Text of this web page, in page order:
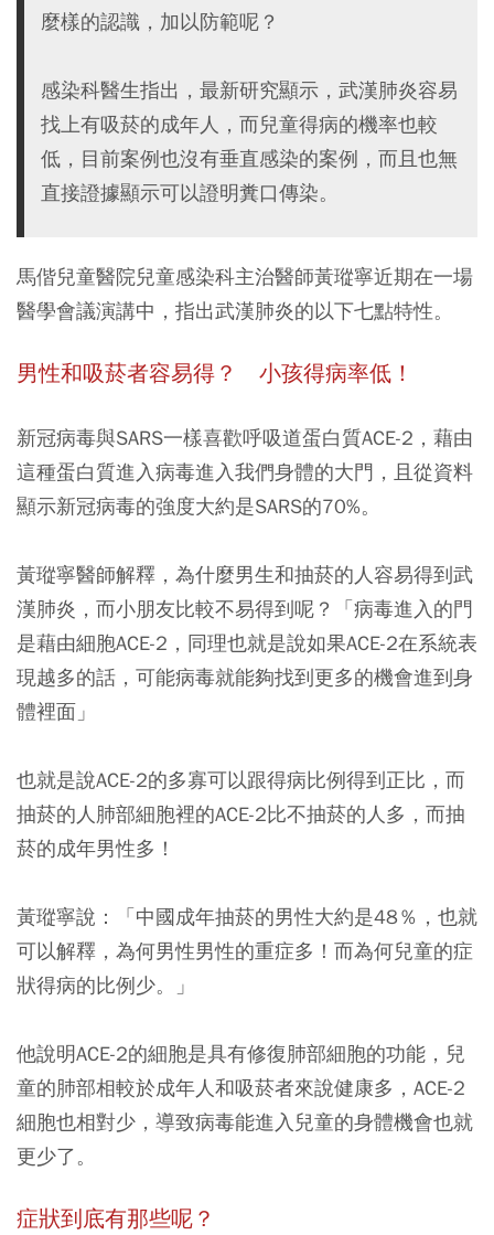
麼樣的認識，加以防範呢？
感染科醫生指出，最新研究顯示，武漢肺炎容易
找上有吸菸的成年人，而兒童得病的機率也較
低，目前案例也沒有垂直感染的案例，而且也無
直接證據顯示可以證明糞口傳染。
馬偕兒童醫院兒童感染科主治醫師黃瑽寧近期在一場
醫學會議演講中，指出武漢肺炎的以下七點特性。
男性和吸菸者容易得？ 小孩得病率低！
新冠病毒與SARS一樣喜歡呼吸道蛋白質ACE-2，藉由
這種蛋白質進入病毒進入我們身體的大門，且從資料
顯示新冠病毒的強度大約是SARS的70%。
黃瑽寧醫師解釋，為什麼男生和抽菸的人容易得到武
漢肺炎，而小朋友比較不易得到呢？「病毒進入的門
是藉由細胞ACE-2，同理也就是說如果ACE-2在系統表
現越多的話，可能病毒就能夠找到更多的機會進到身
體裡面」
也就是說ACE-2的多寡可以跟得病比例得到正比，而
抽菸的人肺部細胞裡的ACE-2比不抽菸的人多，而抽
菸的成年男性多！
黃瑽寧說：「中國成年抽菸的男性大約是48％，也就
可以解釋，為何男性男性的重症多！而為何兒童的症
狀得病的比例少。」
他說明ACE-2的細胞是具有修復肺部細胞的功能，兒
童的肺部相較於成年人和吸菸者來說健康多，ACE-2
細胞也相對少，導致病毒能進入兒童的身體機會也就
更少了。
症狀到底有那些呢？